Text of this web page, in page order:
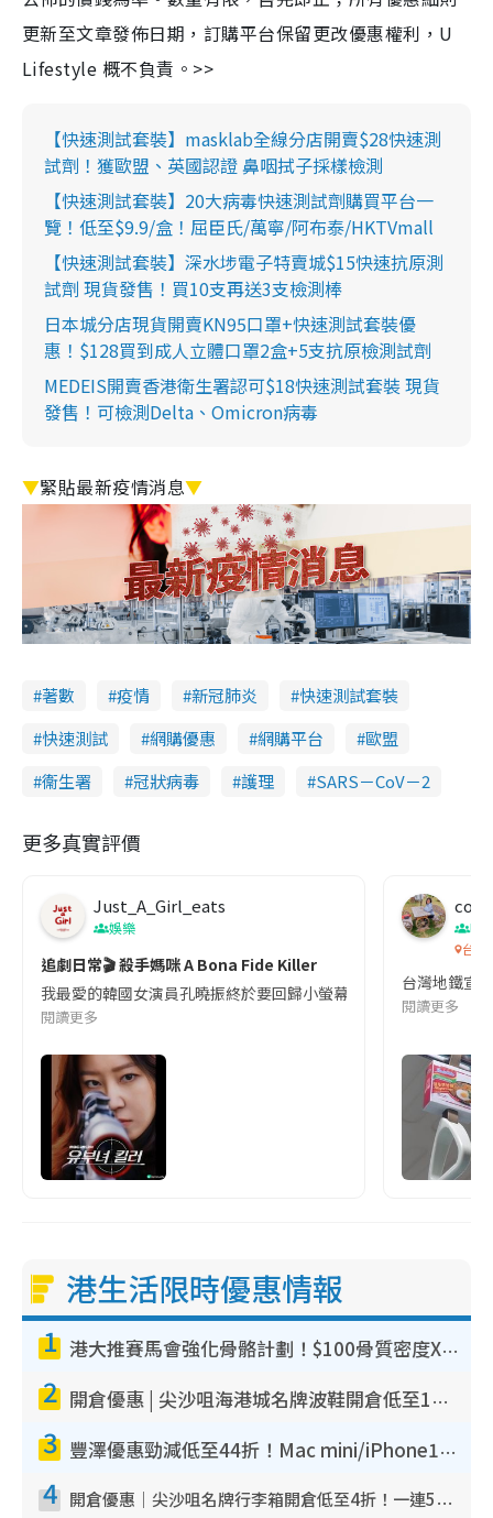
更新至文章發佈日期，訂購平台保留更改優惠權利，U
Lifestyle 概不負責。>>
【快速測試套裝】masklab全線分店開賣$28快速測
試劑！獲歐盟、英國認證 鼻咽拭子採樣檢測
【快速測試套裝】20大病毒快速測試劑購買平台一
覽！低至$9.9/盒！屈臣氏/萬寧/阿布泰/HKTVmall
【快速測試套裝】深水埗電子特賣城$15快速抗原測
試劑 現貨發售！買10支再送3支檢測棒
日本城分店現貨開賣KN95口罩+快速測試套裝優
惠！$128買到成人立體口罩2盒+5支抗原檢測試劑
MEDEIS開賣香港衛生署認可$18快速測試套裝 現貨
發售！可檢測Delta、Omicron病毒
▼緊貼最新疫情消息▼
著數 疫情 新冠肺炎
快速測試套裝
快速測試
網購優惠 網購平台
歐盟
衞生署
冠狀病毒 護理 SARS－CoV－2
更多真實評價
Just_A_Girl_eats
娛樂
追劇日常🎬 殺手媽咪 A Bona Fide Killer
我最愛的韓國女演員孔曉振終於要回歸小螢幕啦!這次的劇本改編
閱讀更多
co
吹
台灣
台灣地鐵宣
閱讀更多
港生活限時優惠情報
1 港大推賽馬會強化骨骼計劃！$100骨質密度X光檢查 完成免費運動訓練送超市禮券！附參加資格
2 開倉優惠 | 尖沙咀海港城名牌波鞋開倉低至1折！On鞋$899起／Joy&Peace鞋履$98起
3 豐澤優惠勁減低至44折！Mac mini/iPhone17Pro大減價！廚房家電$220起
4 開倉優惠｜尖沙咀名牌行李箱開倉低至4折！一連5日 American Tourister/ace./Hallmark $200起！